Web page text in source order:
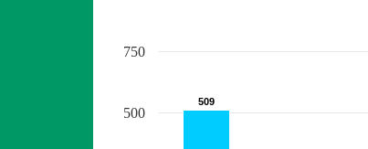
509
509
500
750